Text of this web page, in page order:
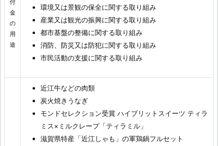
付
金
の
用
途
環境又は景観の保全に関する取り組み
産業又は観光の振興に関する取り組み
都市基盤の整備に関する取り組み
消防、防災又は防犯に関する取り組み
市民活動の支援に関する取り組み
近江牛などの肉類
炭火焼きうなぎ
モンドセレクション受賞 ハイブリットスイーツ ティラ
ミス×ミルクレープ「ティラミル」
滋賀県特産「近江しゃも」の軍鶏鍋フルセット